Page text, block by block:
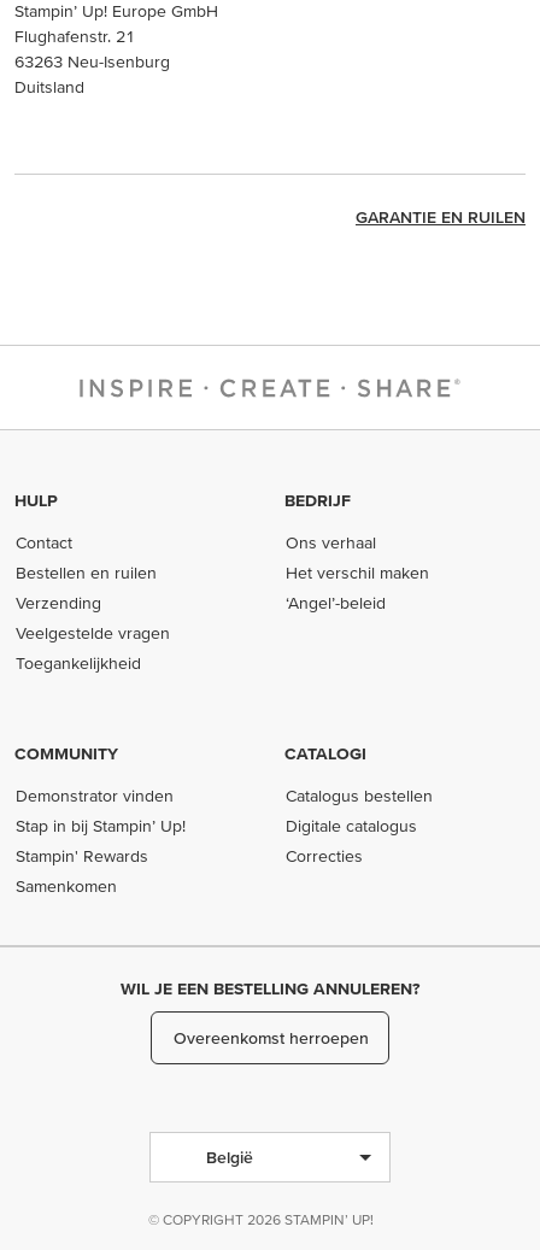
Stampin’ Up! Europe GmbH
Flughafenstr. 21
63263 Neu-Isenburg
Duitsland
GARANTIE EN RUILEN
HULP
Contact
Bestellen en ruilen
Verzending
Veelgestelde vragen
Toegankelijkheid
BEDRIJF
Ons verhaal
Het verschil maken
‘Angel’-beleid
COMMUNITY
Demonstrator vinden
Stap in bij Stampin’ Up!
Stampin' Rewards
Samenkomen
CATALOGI
Catalogus bestellen
Digitale catalogus
Correcties
WIL JE EEN BESTELLING ANNULEREN?
Overeenkomst herroepen
België
© COPYRIGHT 2026 STAMPIN’ UP!